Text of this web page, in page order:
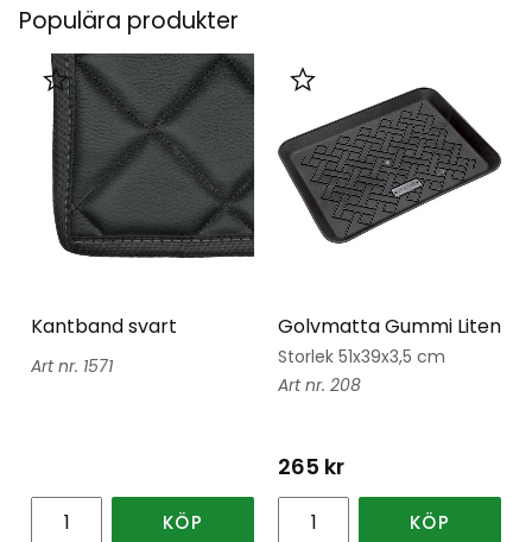
Populära produkter
Kantband svart
1571
Lägg till i favoriter
KÖP
Golvmatta Gummi Liten
Storlek 51x39x3,5 cm
208
265 kr
Lägg till i favoriter
KÖP